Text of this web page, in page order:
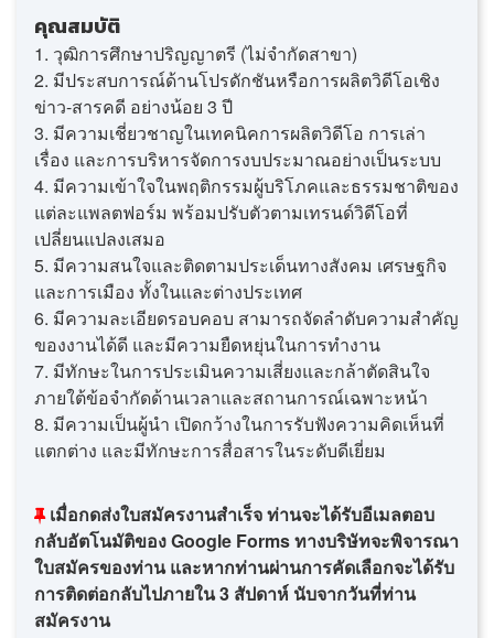
คุณสมบัติ
1. วุฒิการศึกษาปริญญาตรี (ไม่จำกัดสาขา)
2. มีประสบการณ์ด้านโปรดักชันหรือการผลิตวิดีโอเชิง
ข่าว-สารคดี อย่างน้อย 3 ปี
3. มีความเชี่ยวชาญในเทคนิคการผลิตวิดีโอ การเล่า
เรื่อง และการบริหารจัดการงบประมาณอย่างเป็นระบบ
4. มีความเข้าใจในพฤติกรรมผู้บริโภคและธรรมชาติของ
แต่ละแพลตฟอร์ม พร้อมปรับตัวตามเทรนด์วิดีโอที่
เปลี่ยนแปลงเสมอ
5. มีความสนใจและติดตามประเด็นทางสังคม เศรษฐกิจ
และการเมือง ทั้งในและต่างประเทศ
6. มีความละเอียดรอบคอบ สามารถจัดลำดับความสำคัญ
ของงานได้ดี และมีความยืดหยุ่นในการทำงาน
7. มีทักษะในการประเมินความเสี่ยงและกล้าตัดสินใจ
ภายใต้ข้อจำกัดด้านเวลาและสถานการณ์เฉพาะหน้า
8. มีความเป็นผู้นำ เปิดกว้างในการรับฟังความคิดเห็นที่
แตกต่าง และมีทักษะการสื่อสารในระดับดีเยี่ยม
เมื่อกดส่งใบสมัครงานสำเร็จ ท่านจะได้รับอีเมลตอบ
กลับอัตโนมัติของ Google Forms ทางบริษัทจะพิจารณา
ใบสมัครของท่าน และหากท่านผ่านการคัดเลือกจะได้รับ
การติดต่อกลับไปภายใน 3 สัปดาห์ นับจากวันที่ท่าน
สมัครงาน